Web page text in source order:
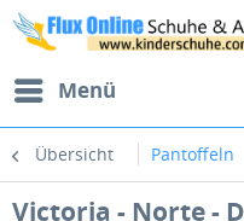
Menü
Übersicht Pantoffeln
Victoria - Norte -